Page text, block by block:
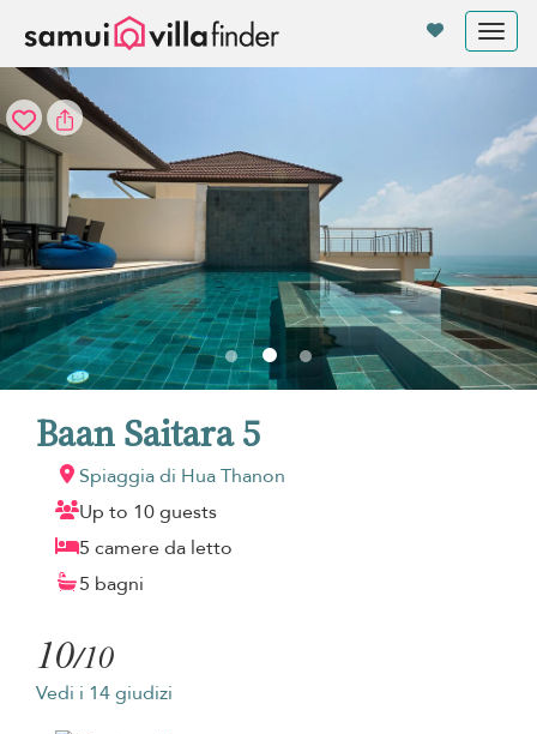
Baan Saitara 5
Spiaggia di Hua Thanon
Up to 10 guests
5 camere da letto
5 bagni
10/10
Vedi i 14 giudizi
Pannello di gestione dei cookies